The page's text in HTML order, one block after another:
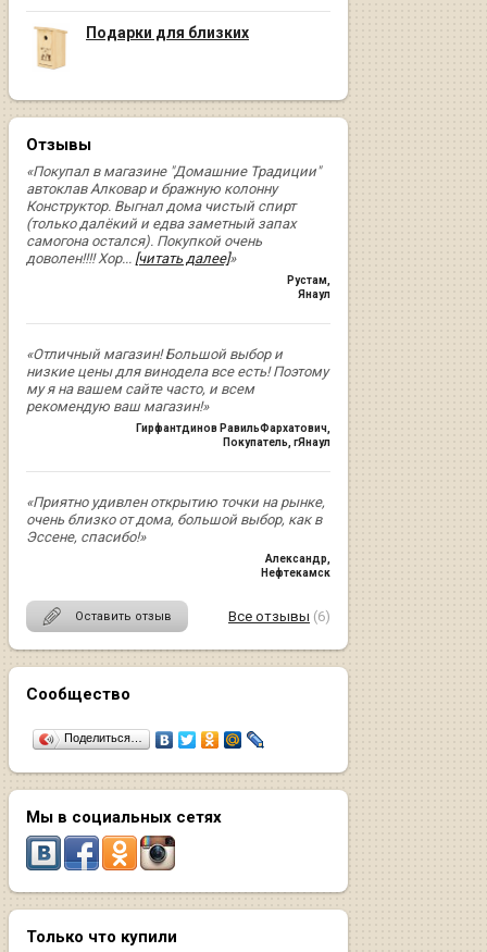
Подарки для близких
Отзывы
«Покупал в магазине "Домашние Традиции"
автоклав Алковар и бражную колонну
Конструктор. Выгнал дома чистый спирт
(только далёкий и едва заметный запах
самогона остался). Покупкой очень
доволен!!!! Хор... [читать далее]»
Рустам
Янаул
«Отличный магазин! Большой выбор и
низкие цены для винодела все есть! Поэтому
му я на вашем сайте часто, и всем
рекомендую ваш магазин!»
Гирфантдинов РавильФархатович
Покупатель, гЯнаул
«Приятно удивлен открытию точки на рынке,
очень близко от дома, большой выбор, как в
Эссене, спасибо!»
Александр
Нефтекамск
Оставить отзыв Все отзывы (6)
Сообщество
Поделиться…
Мы в социальных сетях
Только что купили